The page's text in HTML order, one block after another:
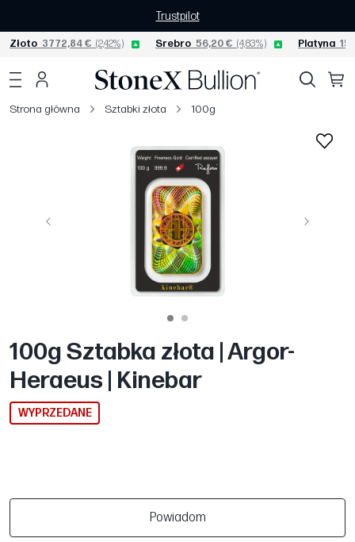
Trustpilot
Złoto 3772,84 € (2,42%) Srebro 56,20 € (4,83%) Platyna
Strona główna Sztabki złota 100g
Poprzedni Następny
100g Sztabka złota | Argor-
Heraeus | Kinebar
WYPRZEDANE
Powiadom